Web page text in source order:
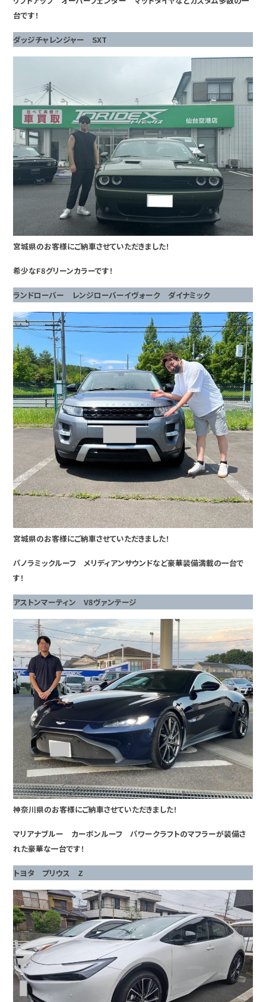
台です！
ダッジチャレンジャー SXT
宮城県のお客様にご納車させていただきました！
希少なF8グリーンカラーです！
ランドローバー レンジローバーイヴォーク ダイナミック
宮城県のお客様にご納車させていただきました！
パノラミックルーフ メリディアンサウンドなど豪華装備満載の一台で
す！
アストンマーティン V8ヴァンテージ
神奈川県のお客様にご納車させていただきました！
マリアナブルー カーボンルーフ パワークラフトのマフラーが装備さ
れた豪華な一台です！
トヨタ プリウス Z